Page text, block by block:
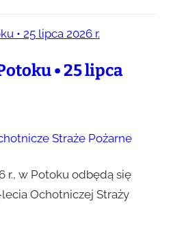
• 25 lipca
Straże Pożarne
r., w Potoku odbędą się
Ochotniczej Straży